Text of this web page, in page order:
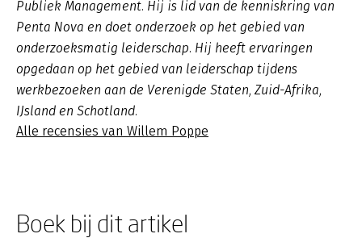
Publiek Management. Hij is lid van de kenniskring van
Penta Nova en doet onderzoek op het gebied van
onderzoeksmatig leiderschap. Hij heeft ervaringen
opgedaan op het gebied van leiderschap tijdens
werkbezoeken aan de Verenigde Staten, Zuid-Afrika,
IJsland en Schotland.
Alle recensies van Willem Poppe
Boek bij dit artikel